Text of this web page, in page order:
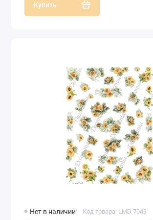
Купить
Нет в наличии Код товара: LMD 7043